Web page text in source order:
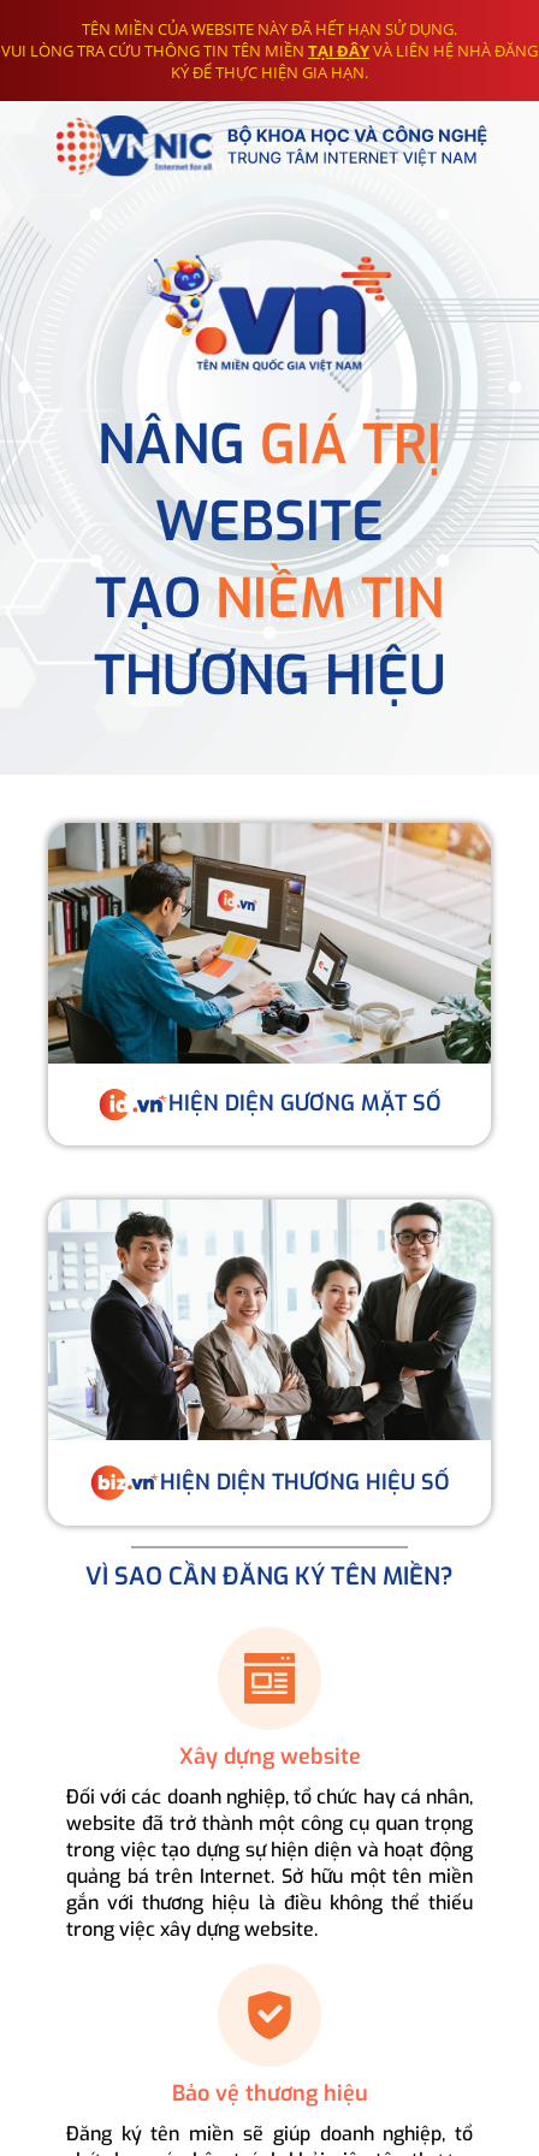
TÊN MIỀN CỦA WEBSITE NÀY ĐÃ HẾT HẠN SỬ DỤNG.
VUI LÒNG TRA CỨU THÔNG TIN TÊN MIỀN TẠI ĐÂYVÀ LIÊN HỆ NHÀ ĐĂNG
KÝ ĐỂ THỰC HIỆN GIA HẠN.
NÂNG GIÁ TRỊ
WEBSITE
TẠONIỀM TIN
THƯƠNG HIỆU
HIỆN DIỆN GƯƠNG MẶT SỐ
HIỆN DIỆN THƯƠNG HIỆU SỐ
VÌ SAO CẦN ĐĂNG KÝ TÊN MIỀN?
Xây dựng website
Đối với các doanh nghiệp, tổ chức hay cá nhân,
website đã trở thành một công cụ quan trọng
trong việc tạo dựng sự hiện diện và hoạt động
quảng bá trên Internet. Sở hữu một tên miền
gắn với thương hiệu là điều không thể thiếu
trong việc xây dựng website.
Bảo vệ thương hiệu
Đăng ký tên miền sẽ giúp doanh nghiệp, tổ